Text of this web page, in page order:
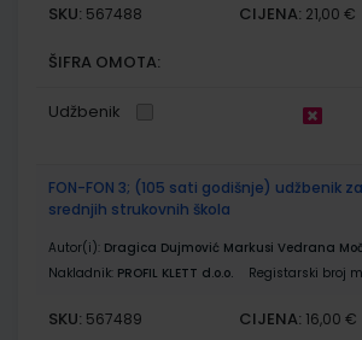
SKU: 567488 CIJENA: 21,00 €
ŠIFRA OMOTA:
Udžbenik
FON-FON 3; (105 sati godišnje) udžbenik
srednjih strukovnih škola
Autor(i): Dragica Dujmović Markusi Vedrana
Nakladnik: PROFIL KLETT d.o.o. Registarski broj
SKU: 567489 CIJENA: 16,00 €